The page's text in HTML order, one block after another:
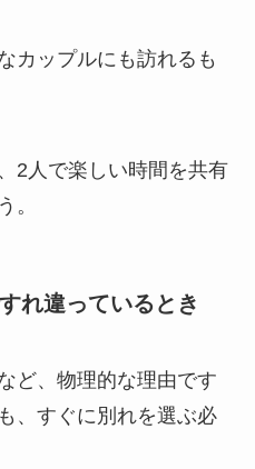
カップルにも訪れるも
2人で楽しい時間を共有
。
れ違っているとき
ど、物理的な理由です
、すぐに別れを選ぶ必